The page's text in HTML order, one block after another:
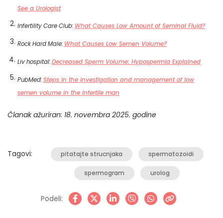
See a Urologist
Infertility Care Club: What Causes Low Amount of Seminal Fluid?
Rock Hard Male: What Causes Low Semen Volume?
Liv hospital:Decreased Sperm Volume: Hypospermia Explained
PubMed:Steps in the investigation and management of low
semen volume in the infertile man
Članak ažuriran: 18. novembra 2025. godine
Tagovi: pitatajte strucnjaka spermatozoidi
spermogram urolog
Podeli: